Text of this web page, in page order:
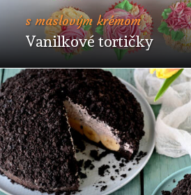
s maslovým krémom
Vanilkové tortičky